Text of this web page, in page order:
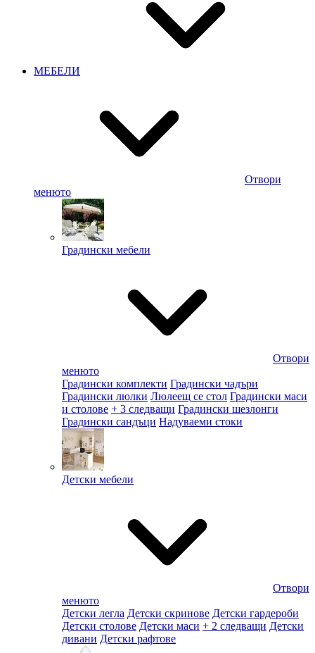
МЕБЕЛИ
Отвори
менюто
Градински мебели
Отвори
менюто
Градински комплекти Градински чадъри
Градински люлки Люлеещ се стол Градински маси
и столове + 3 следващи Градински шезлонги
Градински сандъци Надуваеми стоки
Детски мебели
Отвори
менюто
Детски легла Детски скринове Детски гардероби
Детски столове Детски маси + 2 следващи Детски
дивани Детски рафтове